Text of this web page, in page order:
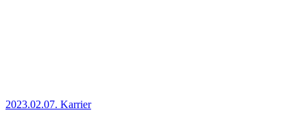
2023.02.07. Karrier